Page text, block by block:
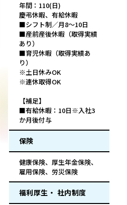
年間：110(日)
慶弔休暇、有給休暇
■シフト制／月8～10日
■産前産後休暇（取得実績
あり）
■育児休暇（取得実績あ
り）
※土日休みOK
※連休取得OK
【補足】
■有給休暇：10日※入社3
か月後付与
保険
健康保険、厚生年金保険、
雇用保険、労災保険
福利厚生・ 社内制度